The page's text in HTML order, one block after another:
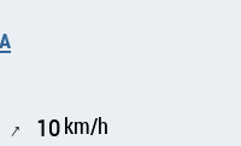
↑ 10km/h